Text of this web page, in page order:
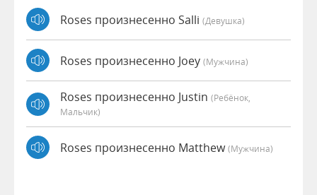
Roses произнесенно Salli (девушка)
Roses произнесенно Joey (мужчина)
Roses произнесенно Justin (Ребёнок,
Мальчик)
Roses произнесенно Matthew(мужчина)